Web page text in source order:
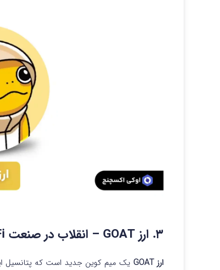
۳. ارز GOAT – انقلاب در صنعت DeFi
ارز GOAT